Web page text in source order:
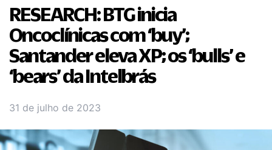
RESEARCH: BTG inicia
Oncoclínicas com ‘buy’;
Santander eleva XP; os ‘bulls’ e
‘bears’ da Intelbrás
31 de julho de 2023